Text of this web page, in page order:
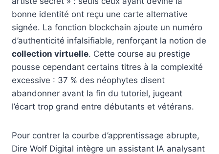
bonne identité ont reçu une carte alternative
signée. La fonction blockchain ajoute un numéro
d’authenticité infalsifiable, renforçant la notion de
collection virtuelle. Cette course au prestige
pousse cependant certains titres à la complexité
excessive : 37 % des néophytes disent
abandonner avant la fin du tutoriel, jugeant
l’écart trop grand entre débutants et vétérans.
Pour contrer la courbe d’apprentissage abrupte,
Dire Wolf Digital intègre un assistant IA analysant